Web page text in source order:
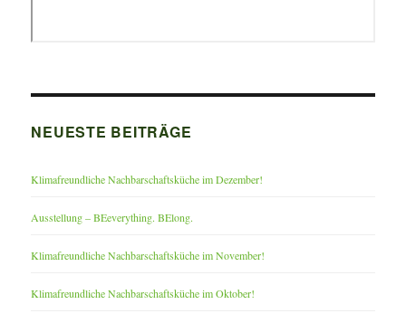
NEUESTE BEITRÄGE
Klimafreundliche Nachbarschaftsküche im Dezember!
Ausstellung – BEeverything. BElong.
Klimafreundliche Nachbarschaftsküche im November!
Klimafreundliche Nachbarschaftsküche im Oktober!